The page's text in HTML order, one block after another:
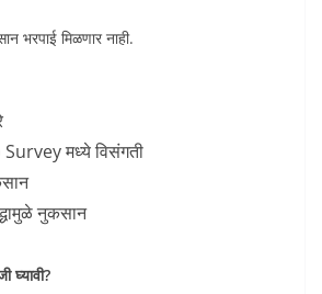
भरपाई मिळणार नाही.
मध्ये विसंगती
नुकसान
घ्यावी?